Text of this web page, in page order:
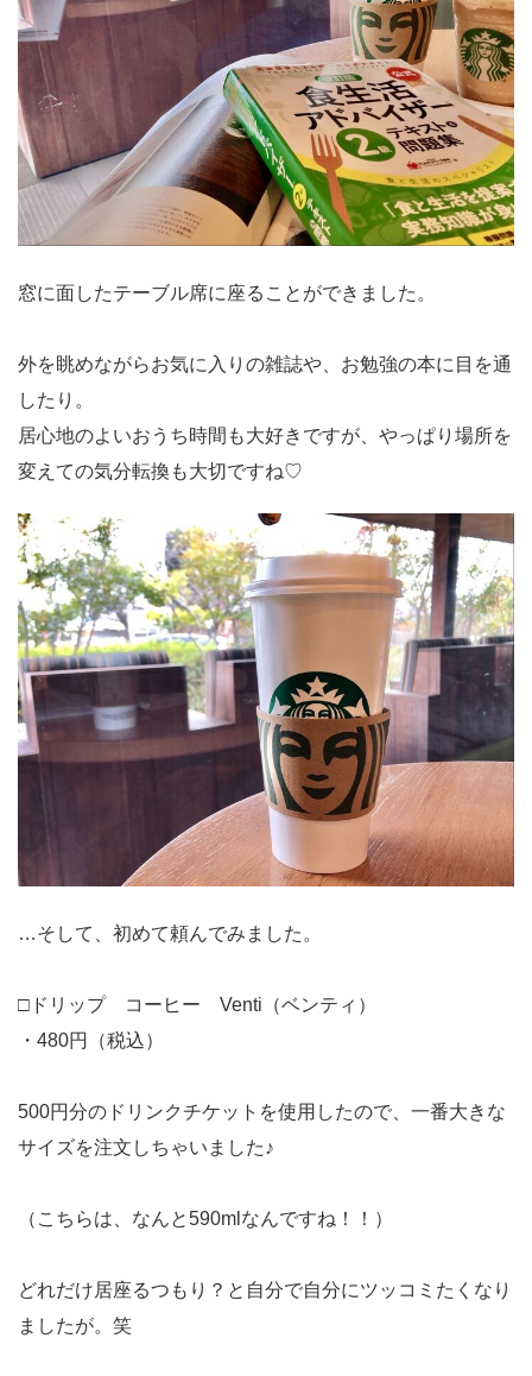
窓に面したテーブル席に座ることができました。
外を眺めながらお気に入りの雑誌や、お勉強の本に目を通
したり。
居心地のよいおうち時間も大好きですが、やっぱり場所を
変えての気分転換も大切ですね♡
…そして、初めて頼んでみました。
□ドリップ コーヒー Venti（ベンティ）
・480円（税込）
500円分のドリンクチケットを使用したので、一番大きな
サイズを注文しちゃいました♪
（こちらは、なんと590mlなんですね！！）
どれだけ居座るつもり？と自分で自分にツッコミたくなり
ましたが。笑